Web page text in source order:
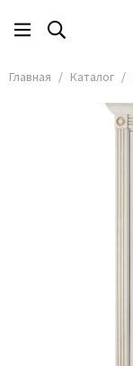
Бренды
Все товары
Главная Каталог